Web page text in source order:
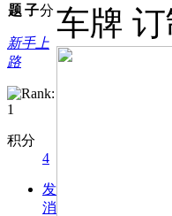
题子分
新手上
路
积分
4
发
消
车牌 订